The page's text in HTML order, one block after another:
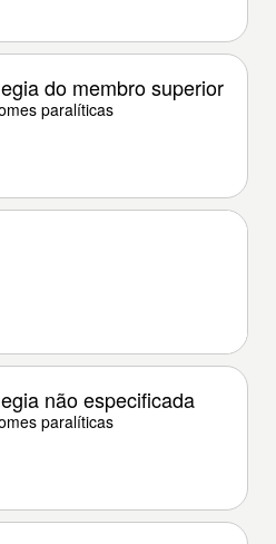
do membro superior
paralíticas
não especificada
paralíticas